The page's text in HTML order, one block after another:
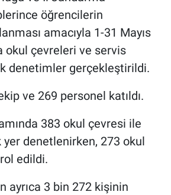
öğrencilerin
amacıyla 1-31 Mayıs
okul çevreleri ve servis
denetimler gerçekleştirildi.
ve 269 personel katıldı.
383 okul çevresi ile
yer denetlenirken, 273 okul
edildi.
ayrıca 3 bin 272 kişinin